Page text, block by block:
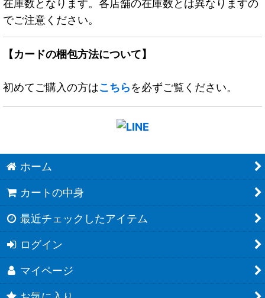
在庫数となります。各店舗の在庫数とは異なりますの
でご注意ください。
【カードの梱包方法について】
初めてご購入の方はこちらを必ずご覧ください。
ホーム
カートの中身
最近チェックしたアイテム
ログイン
マイページ